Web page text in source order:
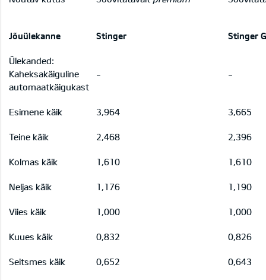
Jõuülekanne Stinger Stinger
Ülekanded:
Kaheksakäiguline
automaatkäigukast
- -
Esimene käik 3,964 3,665
Teine käik 2,468 2,396
Kolmas käik 1,610 1,610
Neljas käik 1,176 1,190
Viies käik 1,000 1,000
Kuues käik 0,832 0,826
Seitsmes käik 0,652 0,643